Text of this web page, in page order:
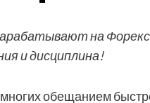
на
и дисциплина!
обещанием